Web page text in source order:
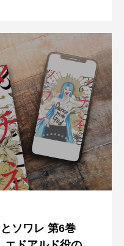
ソワレ 第6巻